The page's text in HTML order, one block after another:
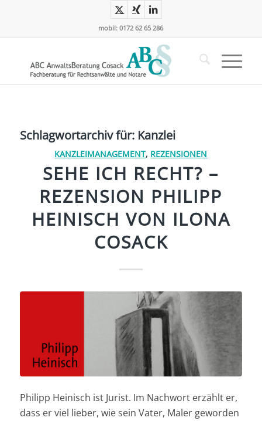
mobil: 0172 62 65 286
Schlagwortarchiv für: Kanzlei
KANZLEIMANAGEMENT, REZENSIONEN
SEHE ICH RECHT? –
REZENSION PHILIPP
HEINISCH VON ILONA
COSACK
Philipp Heinisch ist Jurist. Im Nachwort erzählt er,
dass er viel lieber, wie sein Vater, Maler geworden